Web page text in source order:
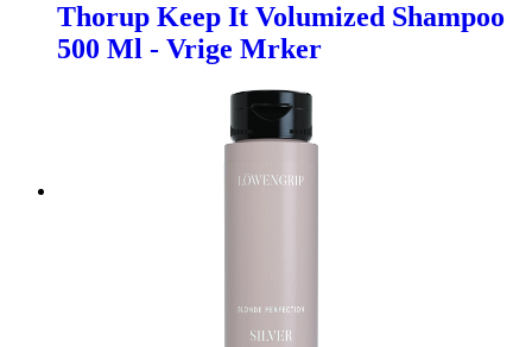
Thorup Keep It Volumized Shampoo
500 Ml - Vrige Mrker